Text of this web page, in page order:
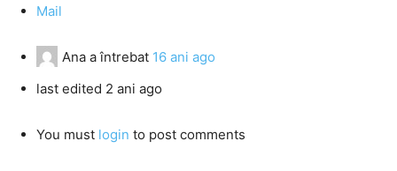
Mail
Ana a întrebat 16 ani ago
last edited 2 ani ago
You must login to post comments